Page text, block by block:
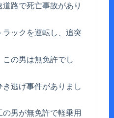
路で死亡事故があり
ラックを運転し、追突
の男は無免許でし
逃げ事件がありまし
男が無免許で軽乗用